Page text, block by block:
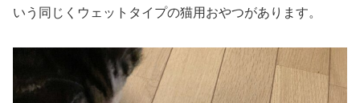
いう同じくウェットタイプの猫用おやつがあります。